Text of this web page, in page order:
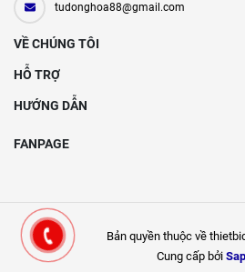
tudonghoa88@gmail.com
VỀ CHÚNG TÔI
HỖ TRỢ
HƯỚNG DẪN
FANPAGE
Bản quyền thuộc về
Cung cấp bởi